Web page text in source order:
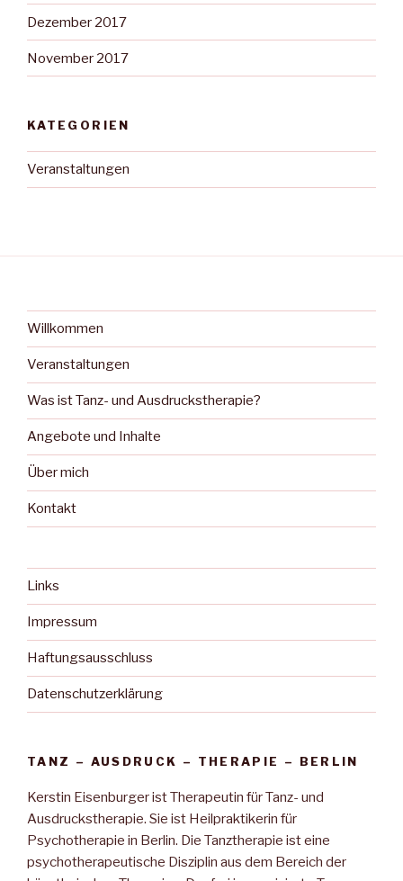
Dezember 2017
November 2017
KATEGORIEN
Veranstaltungen
Willkommen
Veranstaltungen
Was ist Tanz- und Ausdruckstherapie?
Angebote und Inhalte
Über mich
Kontakt
Links
Impressum
Haftungsausschluss
Datenschutzerklärung
TANZ – AUSDRUCK – THERAPIE – BERLIN
Kerstin Eisenburger ist Therapeutin für Tanz- und
Ausdruckstherapie. Sie ist Heilpraktikerin für
Psychotherapie in Berlin. Die Tanztherapie ist eine
psychotherapeutische Disziplin aus dem Bereich der